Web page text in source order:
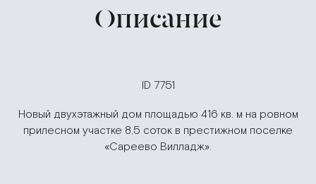
Описание
ID 7751
Новый двухэтажный дом площадью 416 кв. м на ровном
прилесном участке 8,5 соток в престижном поселке
«Сареево Вилладж».